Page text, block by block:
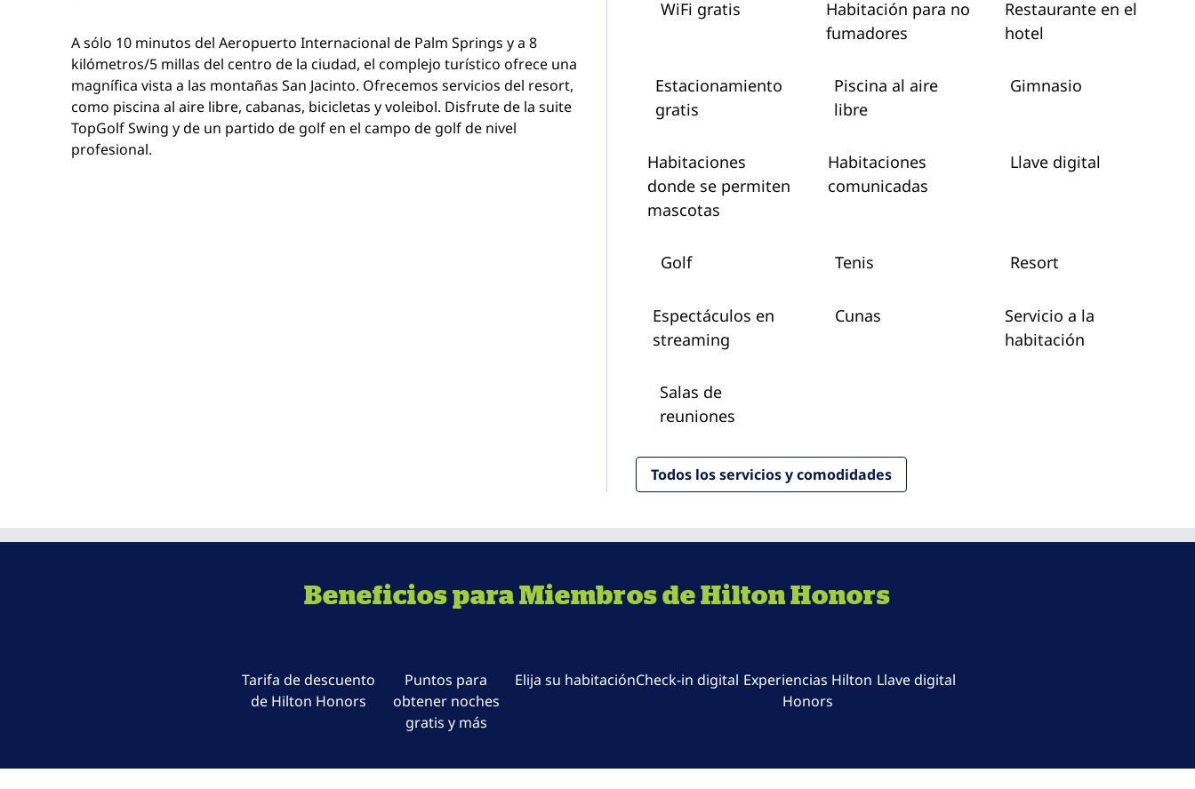
A sólo 10 minutos del Aeropuerto Internacional de Palm Springs y a 8
kilómetros/5 millas del centro de la ciudad, el complejo turístico ofrece una
magnífica vista a las montañas San Jacinto. Ofrecemos servicios del resort,
como piscina al aire libre, cabanas, bicicletas y voleibol. Disfrute de la suite
TopGolf Swing y de un partido de golf en el campo de golf de nivel
profesional.
WiFi gratis
Habitación para no
fumadores
Restaurante en el
hotel
Estacionamiento
gratis
Piscina al aire
libre
Gimnasio
Habitaciones
donde se permiten
mascotas
Habitaciones
comunicadas
Llave digital
Golf Tenis Resort
Espectáculos en
streaming
Cunas
Servicio a la
habitación
Salas de
reuniones
Todos los servicios y comodidades
Beneficios para Miembros de Hilton Honors
Tarifa de descuento
de Hilton Honors
Puntos para
obtener noches
gratis y más
Elija su habitaciónCheck-in digital Experiencias Hilton
Honors
Llave digital